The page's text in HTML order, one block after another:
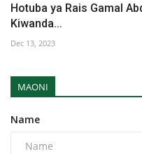
Hotuba ya Rais Gamal
Kiwanda...
Dec 13, 2023
MAONI
Name